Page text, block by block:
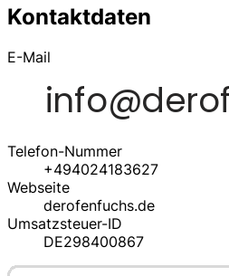
Kontaktdaten
E-Mail
Telefon-Nummer
+494024183627
Webseite
derofenfuchs.de
Umsatzsteuer-ID
DE298400867